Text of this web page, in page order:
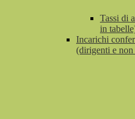
Tassi di
in
Incarichi
(dirigenti e